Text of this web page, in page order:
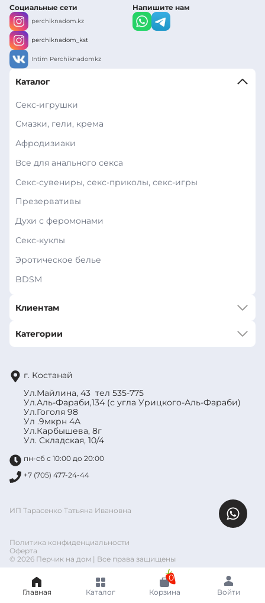
Социальные сети
perchiknadom.kz
perchiknadom_kst
Intim Perchiknadomkz
Напишите нам
Каталог
Секс-игрушки
Смазки, гели, крема
Афродизиаки
Все для анального секса
Секс-сувениры, секс-приколы, секс-игры
Презервативы
Духи с феромонами
Секс-куклы
Эротическое белье
BDSM
Клиентам
Категории
г. Костанай
Ул.Майлина, 43 тел 535-775
Ул.Аль-Фараби,134 (с угла Урицкого-Аль-Фараби)
Ул.Гоголя 98
Ул .9мкрн 4А
Ул.Карбышева, 8г
Ул. Складская, 10/4
пн-сб с 10:00 до 20:00
+7 (705) 477-24-44
ИП Тарасенко Татьяна Ивановна
Политика конфиденциальности
Оферта
© 2026 Перчик на дом | Все права защищены
Главная Каталог
0
Корзина Войти